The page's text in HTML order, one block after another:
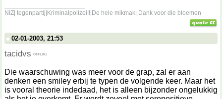
NIZ| tegenpartij|Kriminalpolizei!!|De hele mikmak| Dank voor die bloemen
02-01-2003, 21:53
tacidvs
Die waarschuwing was meer voor de grap, zal er aan
denken een smiley erbij te typen de volgende keer. Maar het
is vooral theorie indedaad, het is alleen bijzonder ongelukkig